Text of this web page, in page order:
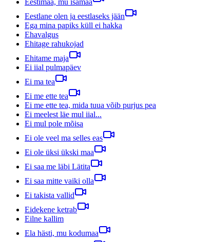
Eestlane olen ja eestlaseks jään
Ega mina papiks küll ei hakka
Ehavalgus
Ehitage rahukojad
Ehitame maja
Ei iial pulmapäev
Ei ma tea
Ei me ette tea
Ei me ette tea, mida tuua võib purjus pea
Ei meelest läe mul iial...
Ei mul pole mõisa
Ei ole veel ma selles eas
Ei ole üksi ükski maa
Ei saa me läbi Lätita
Ei saa mitte vaiki olla
Ei takista vallid
Eidekene ketrab
Eilne kallim
Ela hästi, mu kodumaa